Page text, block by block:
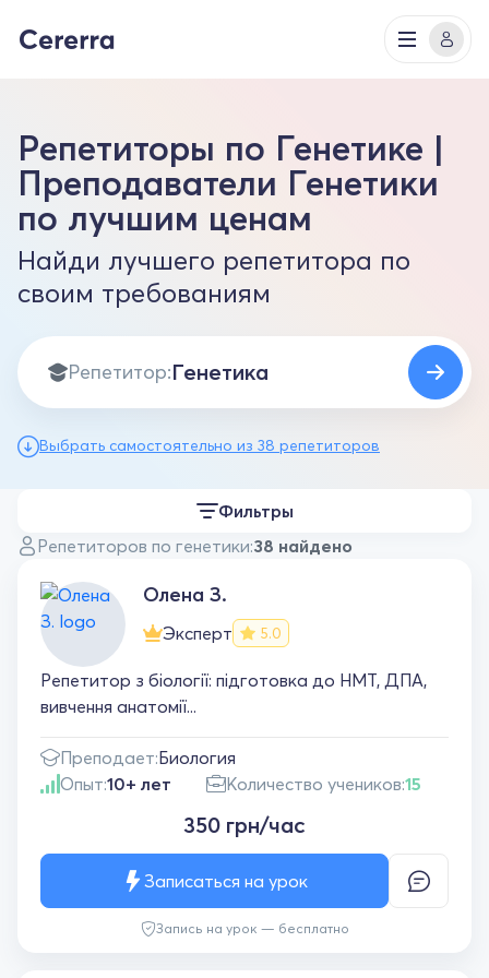
Репетиторы по Генетике |
Преподаватели Генетики
по лучшим ценам
Найди лучшего репетитора по
своим требованиям
Репетитор:
Выбрать самостоятельно из 38 репетиторов
Репетиторов по генетики:38 найдено
Фильтры
Олена З.
Эксперт 5.0
Репетитор з біології: підготовка до НМТ, ДПА,
вивчення анатомії...
Преподает:Биология
Опыт:10+ лет Количество учеников:15
350 грн/час
Запись на урок — бесплатно
Записаться на урок